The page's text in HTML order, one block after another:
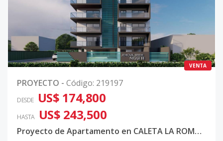
VENTA
PROYECTO - Código: 219197
DESDE US$ 174,800
HASTA US$ 243,500
Proyecto de Apartamento en CALETA LA ROMANA